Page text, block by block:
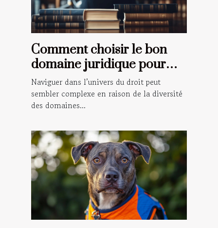
Comment choisir le bon
domaine juridique pour
votre situation ?
Naviguer dans l’univers du droit peut
sembler complexe en raison de la diversité
des domaines...